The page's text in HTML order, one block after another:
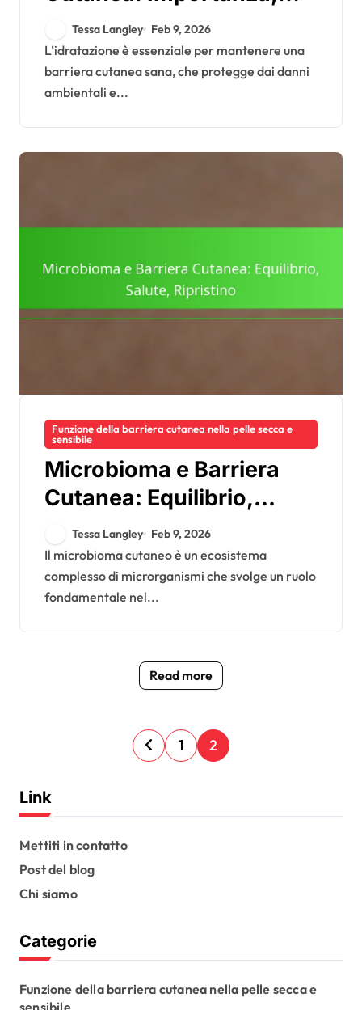
Metodi, Prodotti
Tessa Langley Feb 9, 2026
L’idratazione è essenziale per mantenere una
barriera cutanea sana, che protegge dai danni
ambientali e...
Funzione della barriera cutanea nella pelle secca e
sensibile
Microbioma e Barriera
Cutanea: Equilibrio,
Salute, Ripristino
Tessa Langley Feb 9, 2026
Il microbioma cutaneo è un ecosistema
complesso di microrganismi che svolge un ruolo
fondamentale nel...
Read more
P
o
t
i
n
1 2
Link
Mettiti in contatto
Post del blog
Chi siamo
Categorie
Funzione della barriera cutanea nella pelle secca e